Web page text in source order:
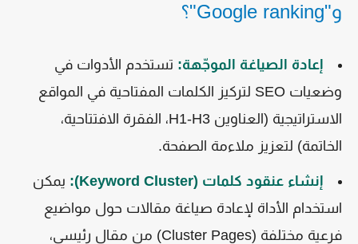
و"Google ranking"؟
إعادة الصياغة الموجّهة:تستخدم الأدوات في
وضعيات SEO لتركيز الكلمات المفتاحية في المواقع
الاستراتيجية (العناوين H1-H3، الفقرة الافتتاحية،
الخاتمة) لتعزيز ملاءمة الصفحة.
إنشاء عنقود كلمات (Keyword Cluster):
يمكن
استخدام الأداة لإعادة صياغة مقالات حول مواضيع
فرعية مختلفة (Cluster Pages) من مقال رئيسي،